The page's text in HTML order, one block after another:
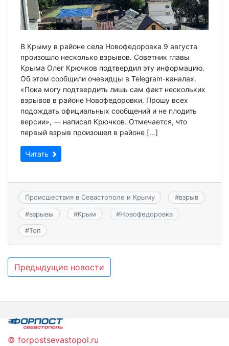
В Крыму в районе села Новофедоровка 9 августа
произошло несколько взрывов. Советник главы
Крыма Олег Крючков подтвердил эту информацию.
Об этом сообщили очевидцы в Telegram-каналах.
«Пока могу подтвердить лишь сам факт нескольких
взрывов в районе Новофедоровки. Прошу всех
подождать официальных сообщений и не плодить
версии», — написал Крючков. Отмечается, что
первый взрыв произошел в районе […]
Читать
Происшествия в Севастополе и Крыму #взрыв
#взрывы #Крым #Новофедоровка
#Топ
Навигация
записям
Предыдущие новости
© forpostsevastopol.ru